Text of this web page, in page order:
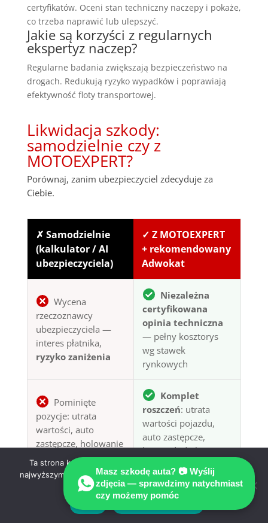
certyfikatów. Oceni stan techniczny naczepy i pokaże,
co trzeba naprawić lub ulepszyć.
Jakie są korzyści z regularnych
ekspertyz naczep?
Regularne badania zwiększają bezpieczeństwo na
drogach. Redukują ryzyko wypadków i poprawiają
efektywność floty transportowej.
Likwidacja szkody:
samodzielnie czy z
MOTOEXPERT?
Porównaj, zanim ubezpieczyciel zdecyduje za
Ciebie.
✗ Samodzielnie
(kalkulator / AI
ubezpieczyciela)
✓ Z MOTOEXPERT
+ rekomendowany
Adwokat
Wycena
rzeczoznawcy
ubezpieczyciela —
interes płatnika,
ryzyko zaniżenia
Niezależna
certyfikowana
opinia techniczna
— pełny kosztorys
wg stawek
rynkowych
Pominięte
pozycje: utrata
wartości, auto
zastępcze, holowanie
Komplet
roszczeń: utrata
wartości pojazdu,
auto zastępcze,
koszty dodatkowe
Samotne
negocjacje z
Obsługa po
polsku+
rekomendowany
Masz szkodę auta? 📷 Wyślij
zdjęcia — sprawdzimy natychmiast
czy możemy pomóc
Ta strona korzysta z ciasteczek aby świadczyć usługi na
najwyższym poziomie. Dalsze korzystanie ze strony oznacza,
że zgadzasz się na ich użycie.